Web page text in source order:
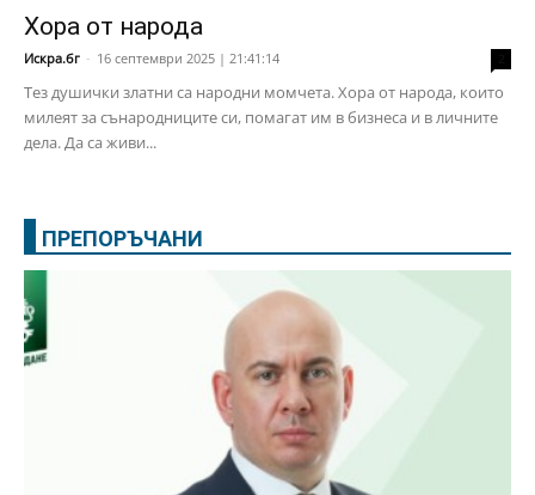
Хора от народа
Искра.бг - 16 септември 2025 | 21:41:14
Тез душички златни са народни момчета. Хора от народа, които
милеят за сънародниците си, помагат им в бизнеса и в личните
дела. Да са живи...
ПРЕПОРЪЧАНИ